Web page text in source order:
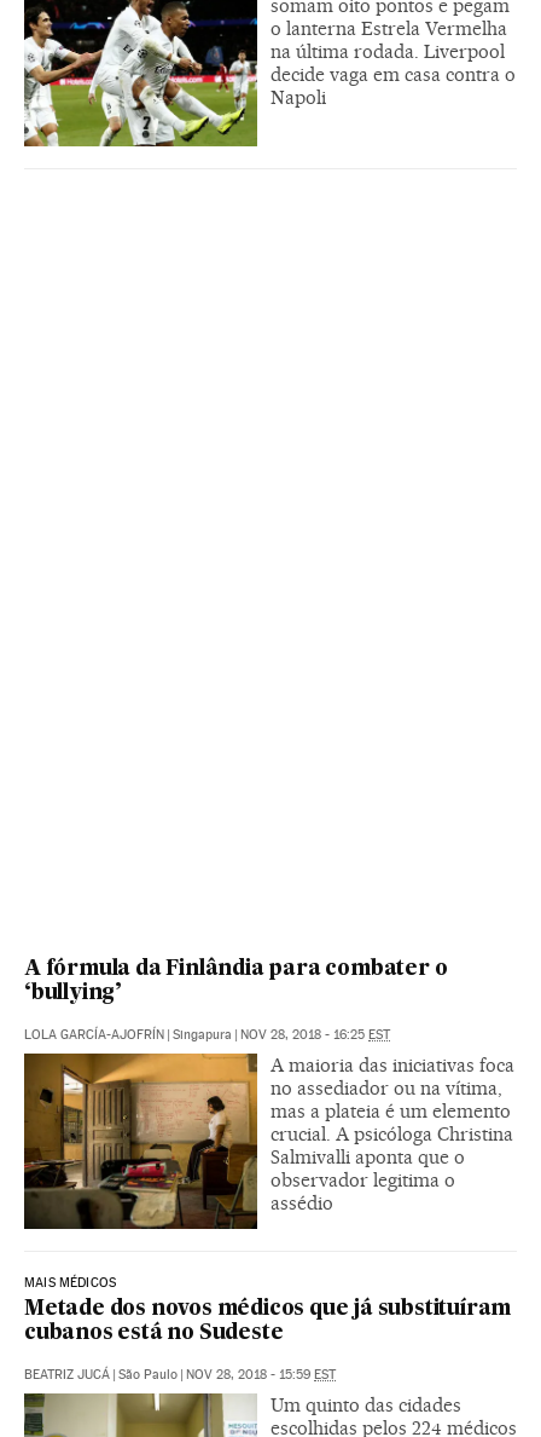
somam oito pontos e pegam
o lanterna Estrela Vermelha
na última rodada. Liverpool
decide vaga em casa contra o
Napoli
A fórmula da Finlândia para combater o
‘bullying’
LOLA GARCÍA-AJOFRÍN Singapura NOV 28, 2018 - 16:25 EST
A maioria das iniciativas foca
no assediador ou na vítima,
mas a plateia é um elemento
crucial. A psicóloga Christina
Salmivalli aponta que o
observador legitima o
assédio
MAIS MÉDICOS
Metade dos novos médicos que já substituíram
cubanos está no Sudeste
BEATRIZ JUCÁ São Paulo NOV 28, 2018 - 15:59 EST
Um quinto das cidades
escolhidas pelos 224 médicos